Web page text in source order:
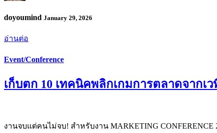
doyoumind January 29, 2026
อ่านต่อ
Event/Conference
เก็บตก 10 เทคนิคพลิกเกมการตลาดจากเ
งานจบแต่คนไม่จบ! สำหรับงาน MARKETING